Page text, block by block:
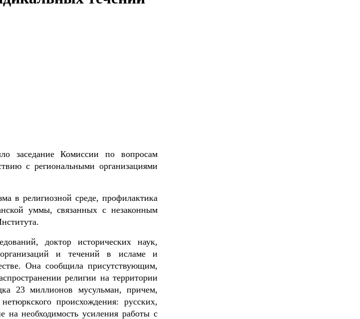
заседание Комиссии по вопросам
с региональными организациями
в религиозной среде, профилактика
уммы, связанных с незаконным
доктор исторических наук,
организаций и течений в исламе и
Она сообщила присутствующим,
религии на территории
23 миллионов мусульман, причем,
происхождения: русских,
на необходимость усиления работы с